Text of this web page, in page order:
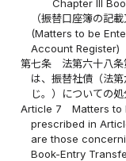
Chapter III
（振替口座簿の記
(Matters to be
Account Register)
第七条
法第六十八
は、振替社債（法
じ。）についての
Article 7
Matters to
prescribed in
are those
Book-Entry